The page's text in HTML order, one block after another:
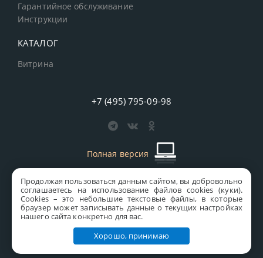
Продолжая пользоваться данным сайтом, вы добровольно
соглашаетесь на использование файлов cookies (куки).
Сookies – это небольшие текстовые файлы, в которые
браузер может записывать данные о текущих настройках
нашего сайта конкретно для вас.
Хорошо, принимаю
Гарантийное обслуживание
Инструкции
КАТАЛОГ
Витрина
+7 (495) 795-09-98
Полная версия
старая версия сайтаMICS
Все права защищены © 1997-2026 MICS Distribution Company
Правовая информация